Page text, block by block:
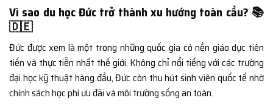
Vì sao du học Đức trở thành xu hướng toàn cầu? 📚
🇩🇪
Đức được xem là một trong những quốc gia có nền giáo dục tiên
tiến và thực tiễn nhất thế giới. Không chỉ nổi tiếng với các trường
đại học kỹ thuật hàng đầu, Đức còn thu hút sinh viên quốc tế nhờ
chính sách học phí ưu đãi và môi trường sống an toàn.